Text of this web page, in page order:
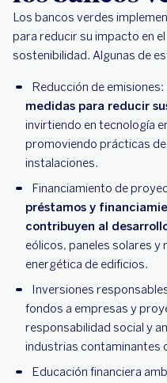
Los bancos verdes
para reducir su impacto en
sostenibilidad. Algunas de
Reducción de emisiones:
medidas para reducir
invirtiendo en tecnología
promoviendo prácticas
instalaciones.
Financiamiento de
préstamos y
contribuyen al
eólicos, paneles solares y
energética de edificios.
Inversiones
fondos a empresas y
responsabilidad social y
industrias contaminantes
Educación financiera